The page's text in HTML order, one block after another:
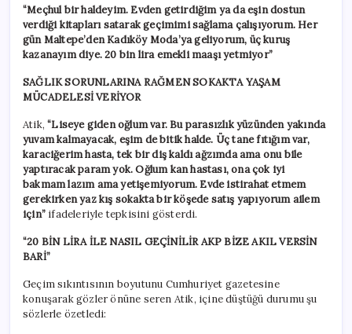
“Meçhul bir haldeyim. Evden getirdiğim ya da eşin dostun
verdiği kitapları satarak geçimimi sağlama çalışıyorum. Her
gün Maltepe’den Kadıköy Moda’ya geliyorum, üç kuruş
kazanayım diye. 20 bin lira emekli maaşı yetmiyor”
SAĞLIK SORUNLARINA RAĞMEN SOKAKTA YAŞAM
MÜCADELESİ VERİYOR
Atik, “Liseye giden oğlum var. Bu parasızlık yüzünden yakında
yuvam kalmayacak, eşim de bitik halde. Üç tane fıtığım var,
karaciğerim hasta, tek bir diş kaldı ağzımda ama onu bile
yaptıracak param yok. Oğlum kan hastası, ona çok iyi
bakmam lazım ama yetişemiyorum. Evde istirahat etmem
gerekirken yaz kış sokakta bir köşede satış yapıyorum ailem
için” ifadeleriyle tepkisini gösterdi.
“20 BİN LİRA İLE NASIL GEÇİNİLİR AKP BİZE AKIL VERSİN
BARİ”
Geçim sıkıntısının boyutunu Cumhuriyet gazetesine
konuşarak gözler önüne seren Atik, içine düştüğü durumu şu
sözlerle özetledi: